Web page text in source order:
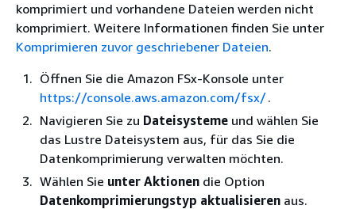
komprimiert und vorhandene Dateien werden nicht
komprimiert. Weitere Informationen finden Sie unter
Komprimieren zuvor geschriebener Dateien.
Öffnen Sie die Amazon FSx-Konsole unter
https://console.aws.amazon.com/fsx/.
Navigieren Sie zu Dateisysteme und wählen Sie
das Lustre Dateisystem aus, für das Sie die
Datenkomprimierung verwalten möchten.
Wählen Sie unter Aktionen die Option
Datenkomprimierungstyp aktualisieren aus.